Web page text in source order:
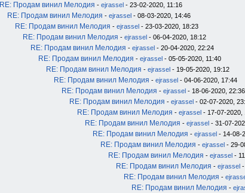
RE: Продам винил Мелодия - ejrassel - 23-02-2020, 11:16
RE: Продам винил Мелодия - ejrassel - 08-03-2020, 14:46
RE: Продам винил Мелодия - ejrassel - 23-03-2020, 18:23
RE: Продам винил Мелодия - ejrassel - 06-04-2020, 18:12
RE: Продам винил Мелодия - ejrassel - 20-04-2020, 22:24
RE: Продам винил Мелодия - ejrassel - 05-05-2020, 11:40
RE: Продам винил Мелодия - ejrassel - 19-05-2020, 19:12
RE: Продам винил Мелодия - ejrassel - 04-06-2020, 17:44
RE: Продам винил Мелодия - ejrassel - 18-06-2020, 22:36
RE: Продам винил Мелодия - ejrassel - 02-07-2020,
RE: Продам винил Мелодия - ejrassel - 17-07-2020,
RE: Продам винил Мелодия - ejrassel - 31-07-
RE: Продам винил Мелодия - ejrassel - 14-08-
RE: Продам винил Мелодия - ejrassel - 29-
RE: Продам винил Мелодия - ejrassel -
RE: Продам винил Мелодия - ejrassel
RE: Продам винил Мелодия -
RE: Продам винил Мелодия -